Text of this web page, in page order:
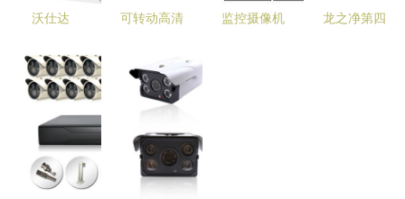
文的分析，
较检审部
分。下文一
铺出反馈格
式
沃仕达
线室外防水
摄像头 家
用监控的性
价比之选
可转动高清
609H-A在
厂区门口的
要点、价格
趋势与优质
监控摄像机
龙之净第四